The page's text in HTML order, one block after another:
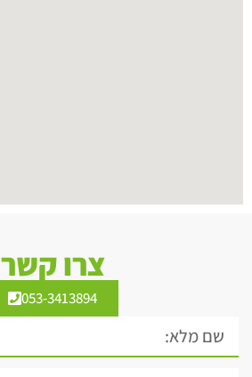
צרו קשר
053-3413894